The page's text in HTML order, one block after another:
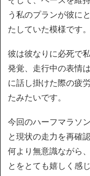
う私のプランが彼に
たしていた模様です。
彼は彼なりに必死で
発覚、走行中の表情
に話し掛けた際の疲
たみたいです。
今回のハーフマラソ
と現状の走力を再確
何より無意識ながら
とをとても嬉しく感